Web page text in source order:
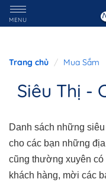
MENU
Trang chủ Mua Sắm
Siêu Thị -
Danh sách những
cho các bạn những
cũng thường xuyên
khách hàng, mời các